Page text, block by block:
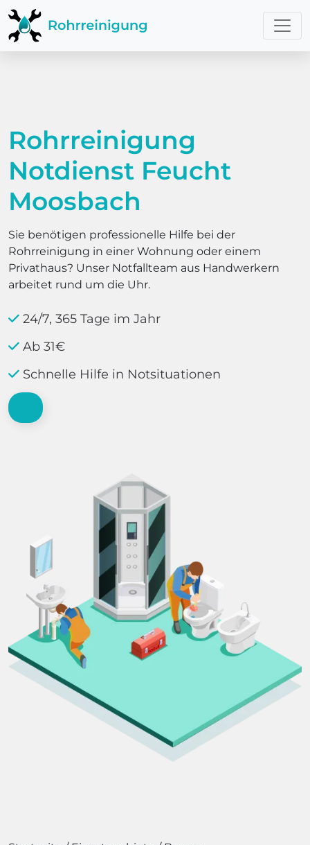
Rohrreinigung
Notdienst Feucht
Moosbach
Sie benötigen professionelle Hilfe bei der
Rohrreinigung in einer Wohnung oder einem
Privathaus? Unser Notfallteam aus Handwerkern
arbeitet rund um die Uhr.
24/7, 365 Tage im Jahr
Ab 31€
Schnelle Hilfe in Notsituationen